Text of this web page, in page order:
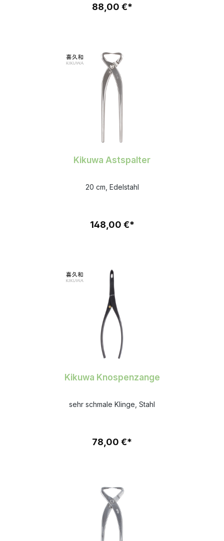
88,00 €*
Kikuwa Astspalter
20 cm, Edelstahl
148,00 €*
Kikuwa Knospenzange
sehr schmale Klinge, Stahl
78,00 €*